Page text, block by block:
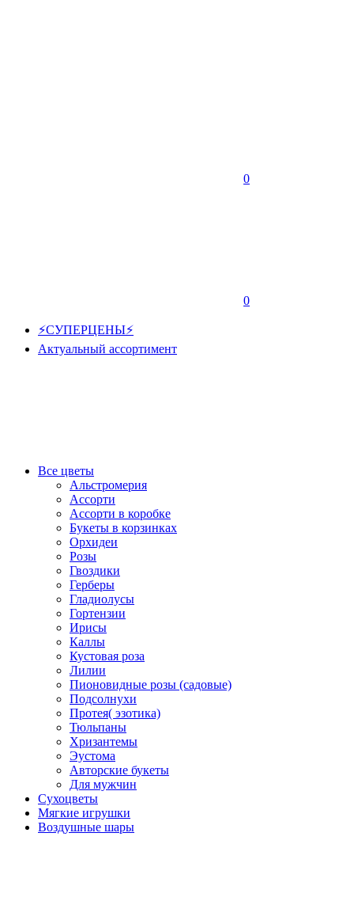
0
0
⚡СУПЕРЦЕНЫ⚡
Актуальный ассортимент
Все цветы
Альстромерия
Ассорти
Ассорти в коробке
Букеты в корзинках
Орхидеи
Розы
Гвоздики
Герберы
Гладиолусы
Гортензии
Ирисы
Каллы
Кустовая роза
Лилии
Пионовидные розы (садовые)
Подсолнухи
Протея( эзотика)
Тюльпаны
Хризантемы
Эустома
Авторские букеты
Для мужчин
Сухоцветы
Мягкие игрушки
Воздушные шары